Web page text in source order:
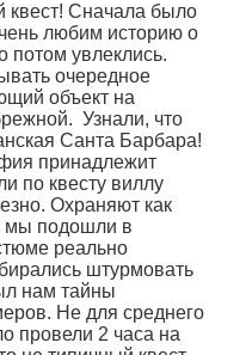
квест! Сначала было
любим историю о
потом увлеклись.
очередное
объект на
Узнали, что
Санта Барбара!
принадлежит
по квесту виллу
Охраняют как
мы подошли в
реально
штурмовать
нам тайны
Не для среднего
провели 2 часа на